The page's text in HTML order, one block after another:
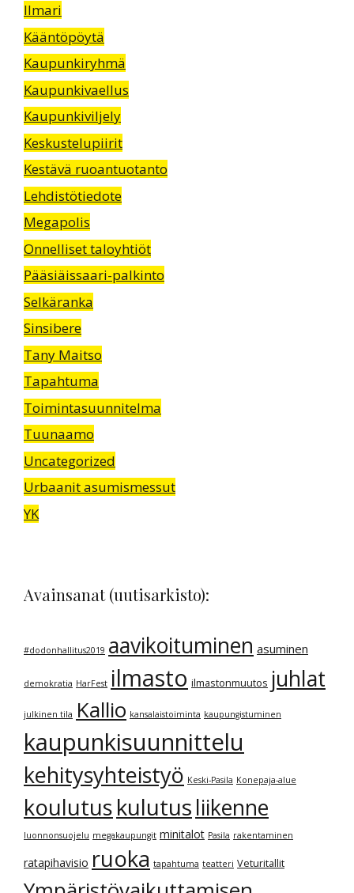
Ilmari
Kääntöpöytä
Kaupunkiryhmä
Kaupunkivaellus
Kaupunkiviljely
Keskustelupiirit
Kestävä ruoantuotanto
Lehdistötiedote
Megapolis
Onnelliset taloyhtiöt
Pääsiäissaari-palkinto
Selkäranka
Sinsibere
Tany Maitso
Tapahtuma
Toimintasuunnitelma
Tuunaamo
Uncategorized
Urbaanit asumismessut
YK
Avainsanat (uutisarkisto):
#dodonhallitus2019 aavikoituminen asuminen
demokratia HarFest ilmasto ilmastonmuutos juhlat
julkinen tila Kallio kansalaistoiminta kaupungistuminen
kaupunkisuunnittelu
kehitysyhteistyö Keski-Pasila Konepaja-alue
koulutuskulutusliikenne
luonnonsuojelu megakaupungit minitalot Pasila rakentaminen
ratapihavisio ruoka tapahtuma teatteri Veturitallit